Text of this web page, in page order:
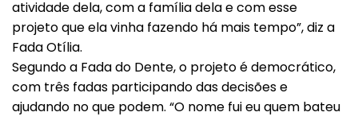
atividade dela, com a família dela e com esse
projeto que ela vinha fazendo há mais tempo”, diz a
Fada Otília.
Segundo a Fada do Dente, o projeto é democrático,
com três fadas participando das decisões e
ajudando no que podem. “O nome fui eu quem bateu